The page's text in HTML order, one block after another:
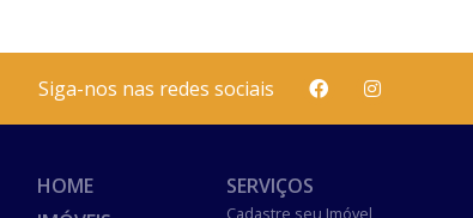
Siga-nos nas redes sociais
HOME
SERVIÇOS
Cadastre seu Imóvel